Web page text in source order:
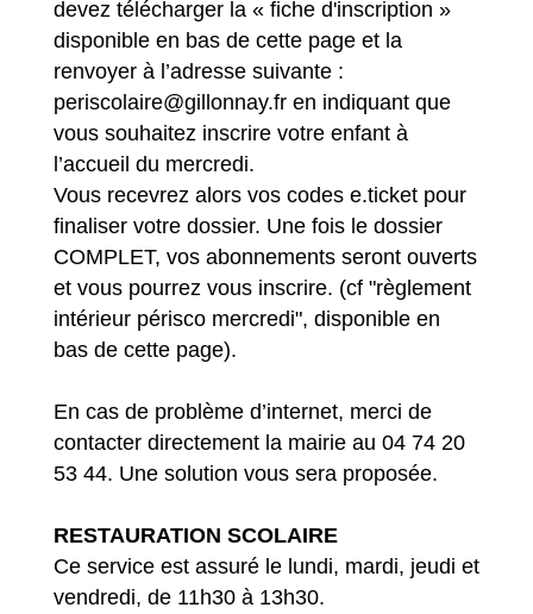
devez télécharger la « fiche d'inscription »
disponible en bas de cette page et la
renvoyer à l’adresse suivante :
periscolaire@gillonnay.fr en indiquant que
vous souhaitez inscrire votre enfant à
l’accueil du mercredi.
Vous recevrez alors vos codes e.ticket pour
finaliser votre dossier. Une fois le dossier
COMPLET, vos abonnements seront ouverts
et vous pourrez vous inscrire. (cf "règlement
intérieur périsco mercredi", disponible en
bas de cette page).
En cas de problème d’internet, merci de
contacter directement la mairie au 04 74 20
53 44. Une solution vous sera proposée.
RESTAURATION SCOLAIRE
Ce service est assuré le lundi, mardi, jeudi et
vendredi, de 11h30 à 13h30.